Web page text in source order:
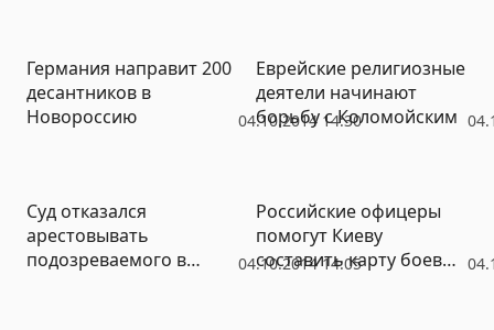
04.10.2014 14:30
Германия направит 200
десантников в
Новороссию
Еврейские религиозные
деятели начинают
борьбу с Коломойским
04.10.2014 14:05
Суд отказался
арестовывать
подозреваемого в
Российские офицеры
помогут Киеву
составить карту боевых